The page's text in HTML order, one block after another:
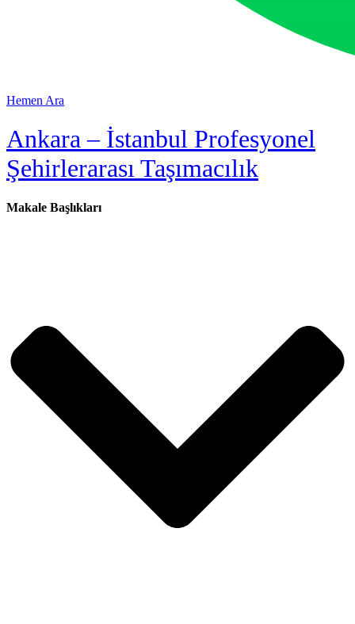
Hemen Ara
Ankara – İstanbul Profesyonel
Şehirlerarası Taşımacılık
Makale Başlıkları